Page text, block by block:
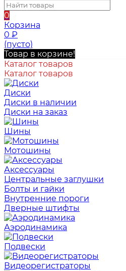
0
Корзина
0 ₽
(пусто)
Товар в корзине!
Каталог товаров
Каталог товаров
Диски
Диски в наличии
Диски на заказ
Шины
Мотошины
Аксессуары
Центральные заглушки
Болты и гайки
Внутренние пороги
Дверные штифты
Аэродинамика
Подвески
Видеорегистраторы